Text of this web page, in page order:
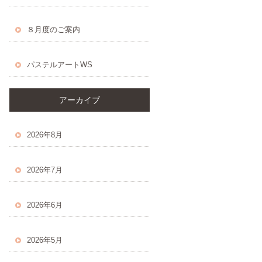
８月度のご案内
パステルアートWS
アーカイブ
2026年8月
2026年7月
2026年6月
2026年5月